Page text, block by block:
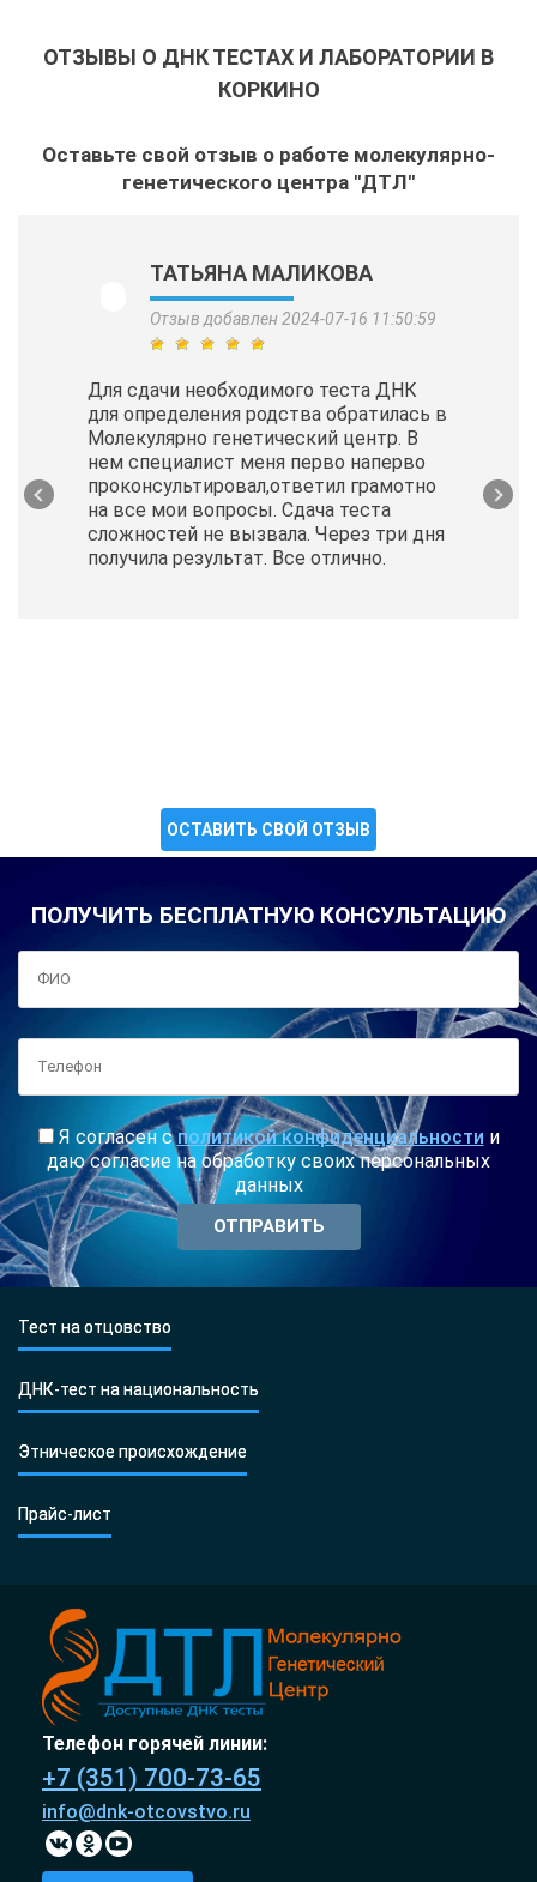
ОТЗЫВЫ О ДНК ТЕСТАХ И ЛАБОРАТОРИИ В
КОРКИНО
Оставьте свой отзыв о работе молекулярно-
генетического центра "ДТЛ"
ТАТЬЯНА МАЛИКОВА
Отзыв добавлен 2024-07-16 11:50:59
Для сдачи необходимого теста ДНК
для определения родства обратилась в
Молекулярно генетический центр. В
нем специалист меня перво наперво
проконсультировал,ответил грамотно
на все мои вопросы. Сдача теста
сложностей не вызвала. Через три дня
получила результат. Все отлично.
ОСТАВИТЬ СВОЙ ОТЗЫВ
ПОЛУЧИТЬ БЕСПЛАТНУЮ КОНСУЛЬТАЦИЮ
Я согласен сполитикой конфиденциальности и
даю согласие на обработку своих персональных
данных
Тест на отцовство
ДНК-тест на национальность
Этническое происхождение
Прайс-лист
Телефон горячей линии:
+7 (351) 700-73-65
info@dnk-otcovstvo.ru